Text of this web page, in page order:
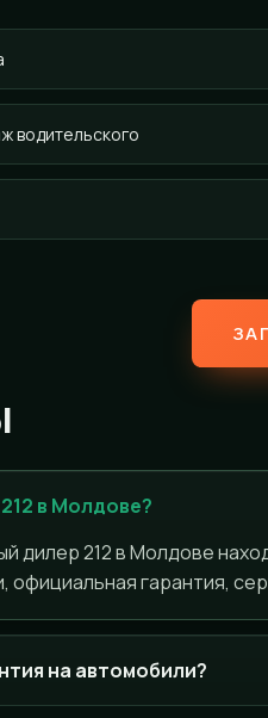
водительского
в Молдове?
дилер 212 в Молдове
официальная гарантия,
на автомобили?